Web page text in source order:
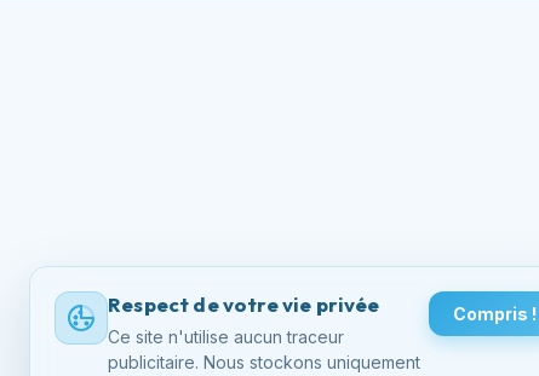
Respect de votre vie privée
Ce site n'utilise aucun traceur
publicitaire. Nous stockons uniquement
Compris !